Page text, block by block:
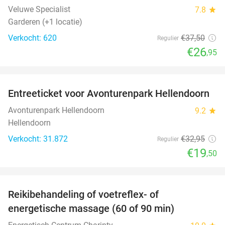
Veluwe Specialist 7.8 star
Garderen (+1 locatie)
Verkocht: 620
Regulier €37,50
€26,95
41%
Entreeticket voor Avonturenpark Hellendoorn
Avonturenpark Hellendoorn 9.2 star
Hellendoorn
Verkocht: 31.872
Regulier €32,95
€19,50
OUT
Reikibehandeling of voetreflex- of
energetische massage (60 of 90 min)